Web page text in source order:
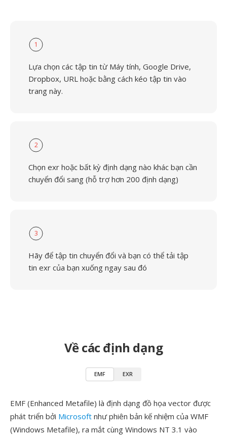
1
Lựa chọn các tập tin từ Máy tính, Google Drive,
Dropbox, URL hoặc bằng cách kéo tập tin vào
trang này.
2
Chọn exr hoặc bất kỳ định dạng nào khác bạn cần
chuyển đổi sang (hỗ trợ hơn 200 định dạng)
3
Hãy để tập tin chuyển đổi và bạn có thể tải tập
tin exr của bạn xuống ngay sau đó
Về các định dạng
EMF EXR
EMF (Enhanced Metafile) là định dạng đồ họa vector được
phát triển bởi Microsoft như phiên bản kế nhiệm của WMF
(Windows Metafile), ra mắt cùng Windows NT 3.1 vào